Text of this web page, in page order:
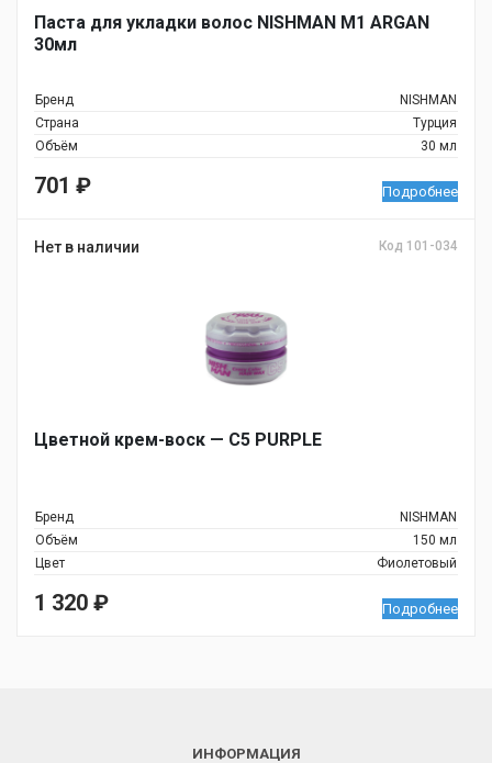
Паста для укладки волос NISHMAN M1 ARGAN
30мл
Бренд
NISHMAN
Страна
Турция
Объём
30 мл
701 ₽ Подробнее
Нет в наличии Код 101-034
Цветной крем-воск — C5 PURPLE
Бренд
NISHMAN
Объём
150 мл
Цвет
Фиолетовый
1 320 ₽ Подробнее
ИНФОРМАЦИЯ